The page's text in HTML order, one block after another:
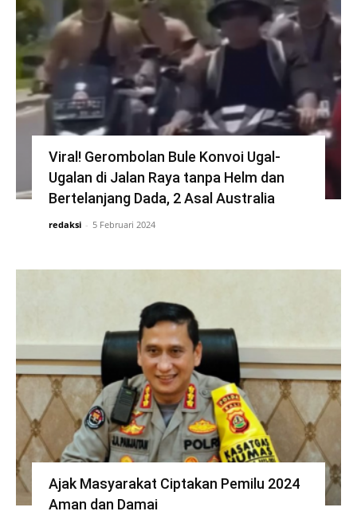
Viral! Gerombolan Bule Konvoi Ugal-
Ugalan di Jalan Raya tanpa Helm dan
Bertelanjang Dada, 2 Asal Australia
redaksi - 5 Februari 2024
Ajak Masyarakat Ciptakan Pemilu 2024
Aman dan Damai